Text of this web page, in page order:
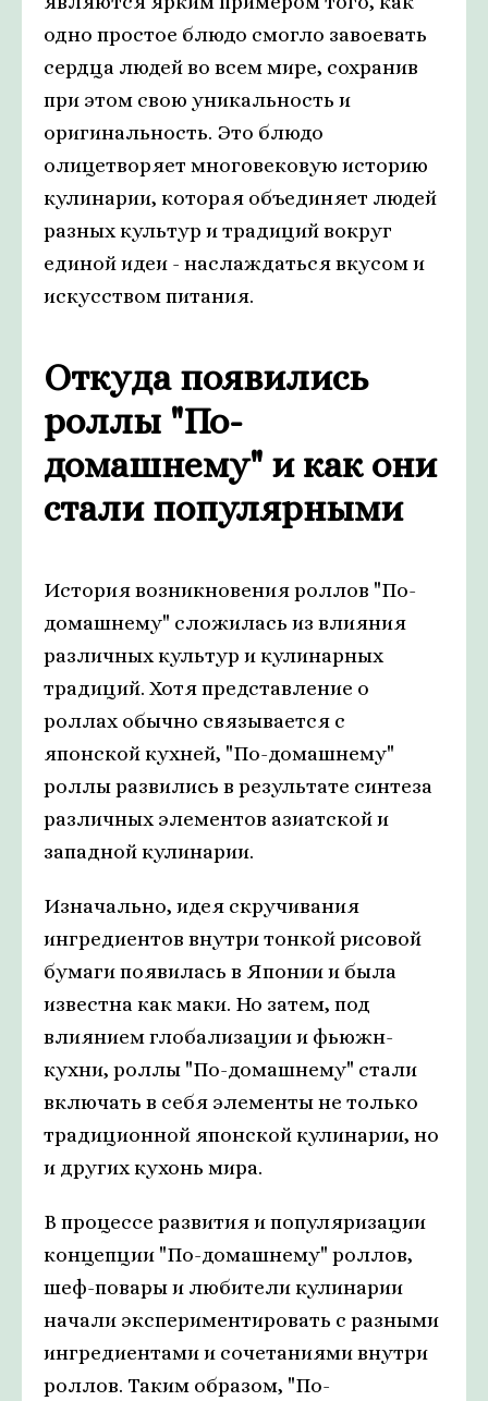
одно простое блюдо смогло завоевать
сердца людей во всем мире, сохранив
при этом свою уникальность и
оригинальность. Это блюдо
олицетворяет многовековую историю
кулинарии, которая объединяет людей
разных культур и традиций вокруг
единой идеи - наслаждаться вкусом и
искусством питания.
Откуда появились
роллы "По-
домашнему" и как они
стали популярными
История возникновения роллов "По-
домашнему" сложилась из влияния
различных культур и кулинарных
традиций. Хотя представление о
роллах обычно связывается с
японской кухней, "По-домашнему"
роллы развились в результате синтеза
различных элементов азиатской и
западной кулинарии.
Изначально, идея скручивания
ингредиентов внутри тонкой рисовой
бумаги появилась в Японии и была
известна как маки. Но затем, под
влиянием глобализации и фьюжн-
кухни, роллы "По-домашнему" стали
включать в себя элементы не только
традиционной японской кулинарии, но
и других кухонь мира.
В процессе развития и популяризации
концепции "По-домашнему" роллов,
шеф-повары и любители кулинарии
начали экспериментировать с разными
ингредиентами и сочетаниями внутри
роллов. Таким образом, "По-